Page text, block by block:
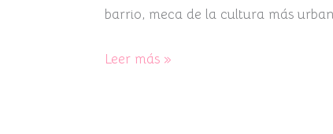
barrio, meca de la cultura más
Creu
Leer más »